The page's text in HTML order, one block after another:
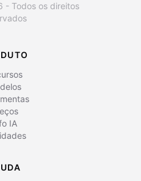
Todos os direitos
IA